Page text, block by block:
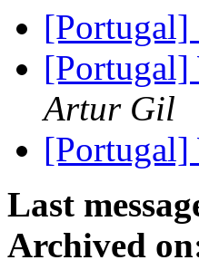
[Portugal]
Artur Gil
Last
Archived